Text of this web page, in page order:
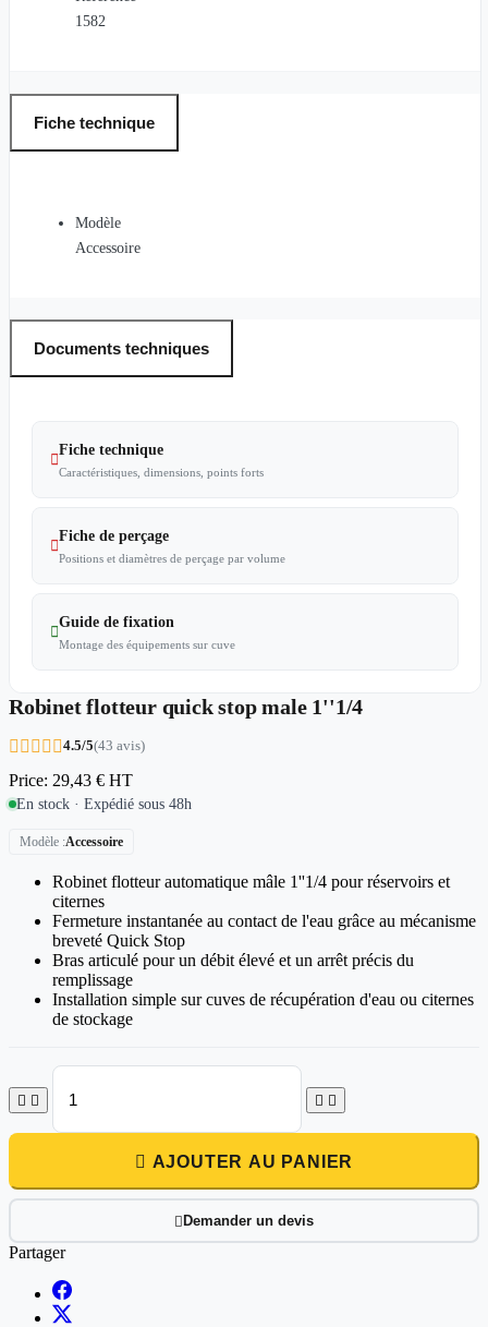
1582
Fiche technique
Modèle
Accessoire
Documents techniques

Fiche technique
Caractéristiques, dimensions, points forts

Fiche de perçage
Positions et diamètres de perçage par volume

Guide de fixation
Montage des équipements sur cuve
Robinet flotteur quick stop male 1''1/4
    4.5/5(43 avis)
Price: 29,43 € HT
En stock · Expédié sous 48h
Modèle Accessoire
Robinet flotteur automatique mâle 1''1/4 pour réservoirs et
citernes
Fermeture instantanée au contact de l'eau grâce au mécanisme
breveté Quick Stop
Bras articulé pour un débit élevé et un arrêt précis du
remplissage
Installation simple sur cuves de récupération d'eau ou citernes
de stockage
   
 AJOUTER AU PANIER
 Demander un devis
Partager